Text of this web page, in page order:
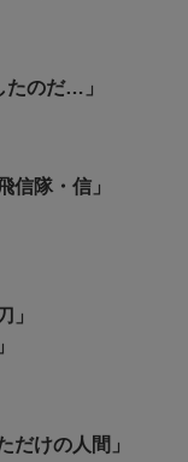
たのだ…」
信隊・信」
」
だけの人間」